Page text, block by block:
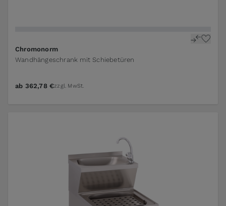
Chromonorm
Wandhängeschrank mit Schiebetüren
The price depends on the options chosen on the
ab 362,78 €zzgl. MwSt.